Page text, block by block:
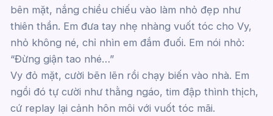
bên mặt, nắng chiều chiếu vào làm nhỏ đẹp như
thiên thần. Em đưa tay nhẹ nhàng vuốt tóc cho Vy,
nhỏ không né, chỉ nhìn em đắm đuối. Em nói nhỏ:
“Đừng giận tao nhé…”
Vy đỏ mặt, cười bẽn lẽn rồi chạy biến vào nhà. Em
ngồi đó tự cười như thằng ngáo, tim đập thình thịch,
cứ replay lại cảnh hôn môi với vuốt tóc mãi.